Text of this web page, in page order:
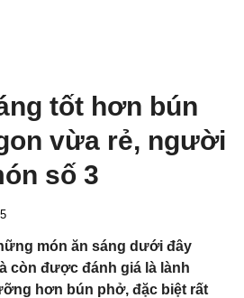
tốt hơn bún
vừa rẻ, người
số 3
món ăn sáng dưới đây
còn được đánh giá là lành
hơn bún phở, đặc biệt rất